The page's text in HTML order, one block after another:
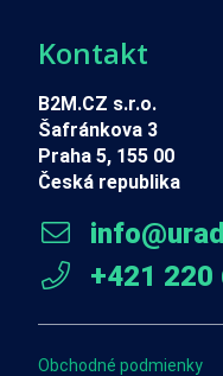
Kontakt
B2M.CZ s.r.o.
Šafránkova 3
Praha 5, 155 00
Česká republika
+421 220
Obchodné podmienky